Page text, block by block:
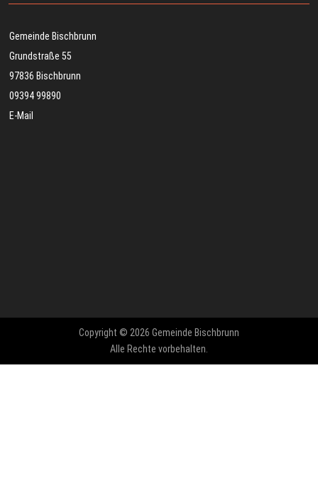
Gemeinde Bischbrunn
Grundstraße 55
97836 Bischbrunn
09394 99890
E-Mail
Copyright © 2026 Gemeinde Bischbrunn
Alle Rechte vorbehalten.